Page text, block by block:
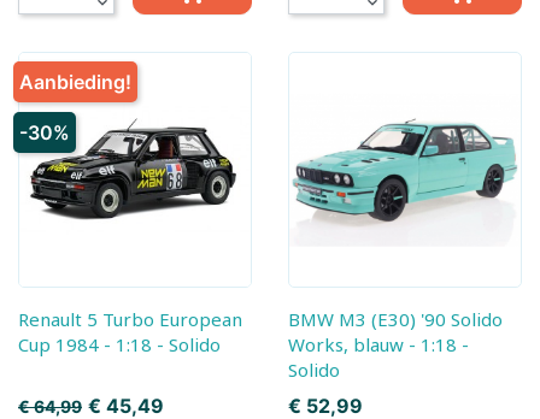
Renault 5 Turbo European
Cup 1984 - 1:18 - Solido
Normale prijs
€ 64,99 Prijs
€ 45,49
Aanbieding!
-30%
BMW M3 (E30) '90 Solido
Works, blauw - 1:18 -
Solido
Prijs
€ 52,99